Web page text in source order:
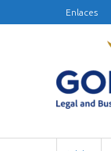
Enlaces